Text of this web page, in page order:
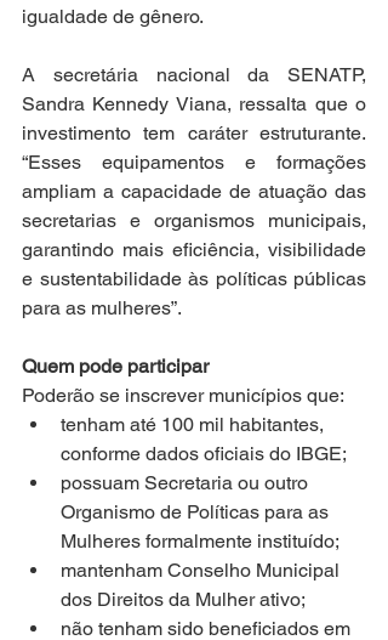
igualdade de gênero.
A secretária nacional da SENATP,
Sandra Kennedy Viana, ressalta que o
investimento tem caráter estruturante.
“Esses equipamentos e formações
ampliam a capacidade de atuação das
secretarias e organismos municipais,
garantindo mais eficiência, visibilidade
e sustentabilidade às políticas públicas
para as mulheres”.
Quem pode participar
Poderão se inscrever municípios que:
tenham até 100 mil habitantes,
conforme dados oficiais do IBGE;
possuam Secretaria ou outro
Organismo de Políticas para as
Mulheres formalmente instituído;
mantenham Conselho Municipal
dos Direitos da Mulher ativo;
não tenham sido beneficiados em